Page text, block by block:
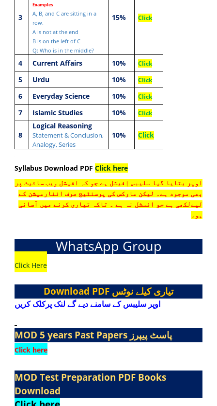
3
Examples
A, B, and C are sitting in a
row.
A is not at the end
B is on the left of C
Q: Who is in the middle?
15% Click
4 Current Affairs 10% Click
5 Urdu 10% Click
6 Everyday Science 10% Click
7 Islamic Studies 10% Click
8
Logical Reasoning
Statement & Conclusion,
Analogy, Series
10% Click
Syllabus Download PDF Click here
اوپر بتایا گیا سلیبس اٖفیشل ہے جو کہ افیشل ویب سائیٹ پر
بھی موجود ہے۔ لیکن مارکس کی پرسنٹیج صرف انفارمیشن کے
لیےلکھی ہے جو افسشل نہ ہے ۔ تاکہ تیاری کرنے میں آسانی
ہو۔
WhatsApp Group
Click Here
Download PDF تیاری کیلے نوٹس
اوپر سلیبس کے سامنے دیے گے لنک پرکلک کریں
MOD 5 years Past Papers پاسٹ پیپرز
Click here
MOD Test Preparation PDF Books
Download